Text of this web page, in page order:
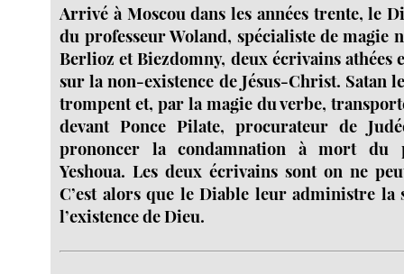
Arrivé à Moscou dans les années trente, le
du professeur Woland, spécialiste de magie
Berlioz et Biezdomny, deux écrivains athées
sur la non-existence de Jésus-Christ. Satan
trompent et, par la magie du verbe,
devant Ponce Pilate, procurateur de
prononcer la condamnation à mort du
Yeshoua. Les deux écrivains sont on ne
C’est alors que le Diable leur administre la
l’existence de Dieu.